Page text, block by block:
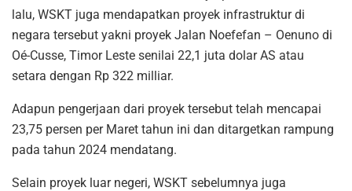
lalu, WSKT juga mendapatkan proyek infrastruktur di
negara tersebut yakni proyek Jalan Noefefan – Oenuno di
Oé-Cusse, Timor Leste senilai 22,1 juta dolar AS atau
setara dengan Rp 322 milliar.
Adapun pengerjaan dari proyek tersebut telah mencapai
23,75 persen per Maret tahun ini dan ditargetkan rampung
pada tahun 2024 mendatang.
Selain proyek luar negeri, WSKT sebelumnya juga